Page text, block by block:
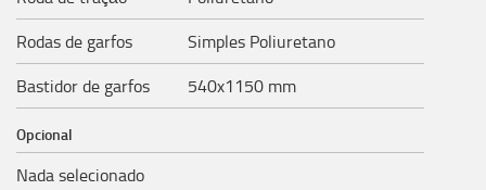
Rodas de garfos
Simples Poliuretano
Bastidor de garfos
540x1150 mm
Opcional
Nada selecionado